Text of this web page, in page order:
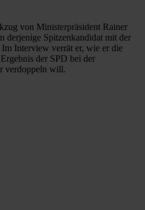
von Ministerpräsident Rainer
derjenige Spitzenkandidat mit der
Interview verrät er, wie er die
der SPD bei der
verdoppeln will.